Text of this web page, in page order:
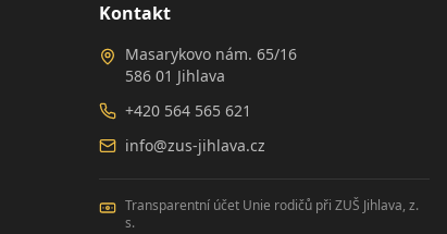
Kontakt
Masarykovo nám. 65/16
586 01 Jihlava
+420 564 565 621
info@zus-jihlava.cz
Transparentní účet Unie rodičů při ZUŠ Jihlava, z.
s.